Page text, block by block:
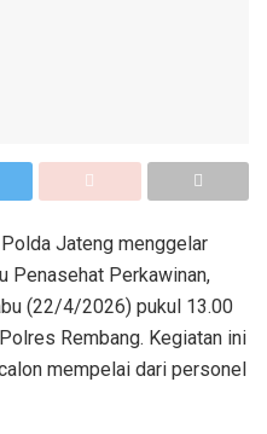
Jateng menggelar
Penasehat Perkawinan,
(22/4/2026) pukul 13.00
Rembang. Kegiatan ini
mempelai dari personel